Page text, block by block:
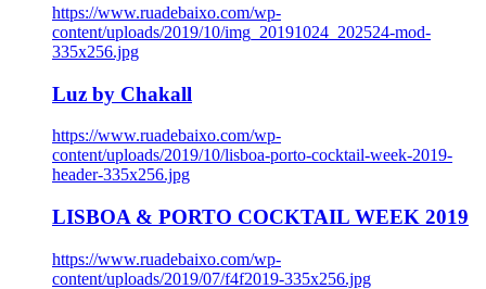
https://www.ruadebaixo.com/wp-
content/uploads/2019/10/img_20191024_202524-mod-
335x256.jpg
Luz by Chakall
https://www.ruadebaixo.com/wp-
content/uploads/2019/10/lisboa-porto-cocktail-week-2019-
header-335x256.jpg
LISBOA & PORTO COCKTAIL WEEK 2019
https://www.ruadebaixo.com/wp-
content/uploads/2019/07/f4f2019-335x256.jpg